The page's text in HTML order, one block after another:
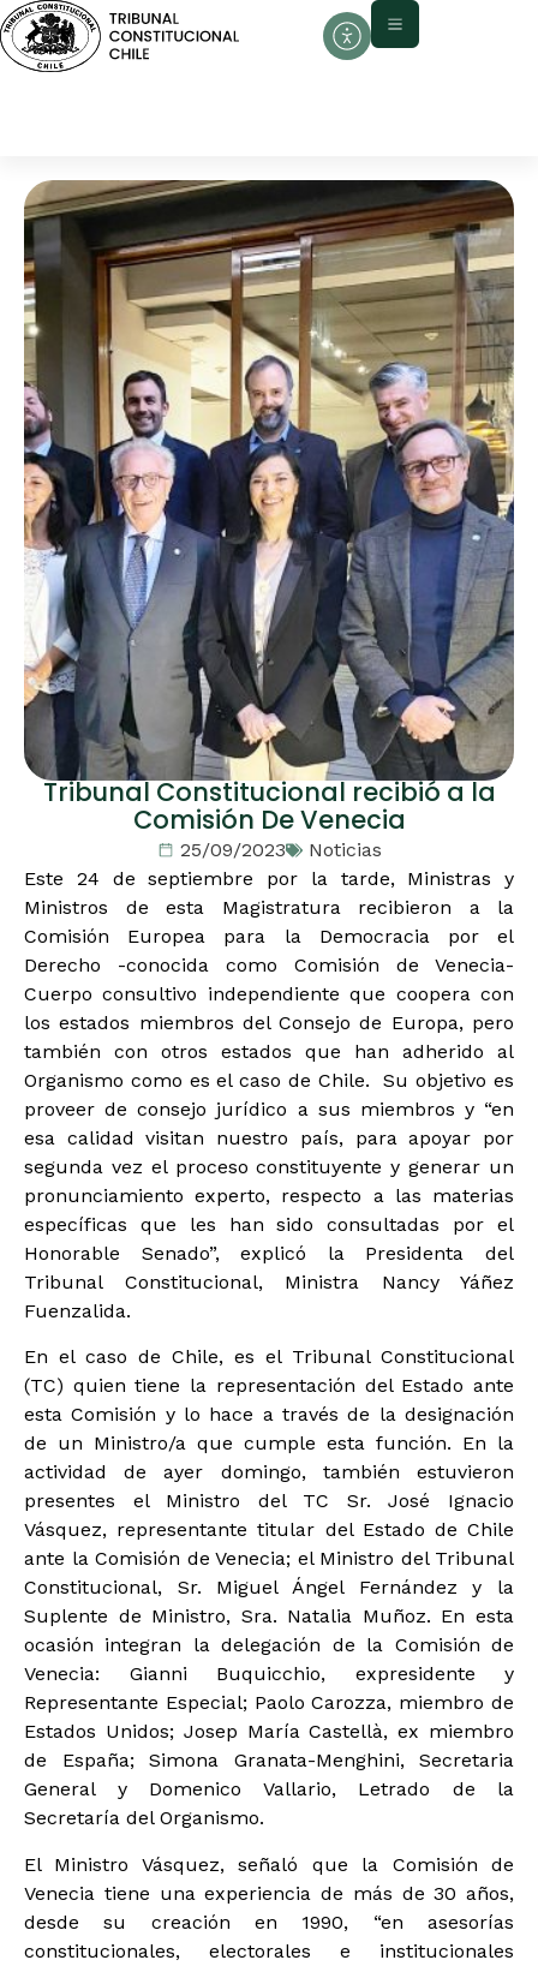
Tribunal Constitucional recibió a la
Comisión De Venecia
25/09/2023
Noticias
Este 24 de septiembre por la tarde, Ministras y
Ministros de esta Magistratura recibieron a la
Comisión Europea para la Democracia por el
Derecho -conocida como Comisión de Venecia-
Cuerpo consultivo independiente que coopera con
los estados miembros del Consejo de Europa, pero
también con otros estados que han adherido al
Organismo como es el caso de Chile. Su objetivo es
proveer de consejo jurídico a sus miembros y “en
esa calidad visitan nuestro país, para apoyar por
segunda vez el proceso constituyente y generar un
pronunciamiento experto, respecto a las materias
específicas que les han sido consultadas por el
Honorable Senado”, explicó la Presidenta del
Tribunal Constitucional, Ministra Nancy Yáñez
Fuenzalida.
En el caso de Chile, es el Tribunal Constitucional
(TC) quien tiene la representación del Estado ante
esta Comisión y lo hace a través de la designación
de un Ministro/a que cumple esta función. En la
actividad de ayer domingo, también estuvieron
presentes el Ministro del TC Sr. José Ignacio
Vásquez, representante titular del Estado de Chile
ante la Comisión de Venecia; el Ministro del Tribunal
Constitucional, Sr. Miguel Ángel Fernández y la
Suplente de Ministro, Sra. Natalia Muñoz. En esta
ocasión integran la delegación de la Comisión de
Venecia: Gianni Buquicchio, expresidente y
Representante Especial; Paolo Carozza, miembro de
Estados Unidos; Josep María Castellà, ex miembro
de España; Simona Granata-Menghini, Secretaria
General y Domenico Vallario, Letrado de la
Secretaría del Organismo.
El Ministro Vásquez, señaló que la Comisión de
Venecia tiene una experiencia de más de 30 años,
desde su creación en 1990, “en asesorías
constitucionales, electorales e institucionales